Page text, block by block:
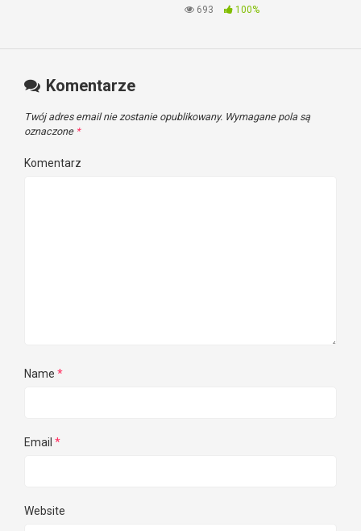
Warzone
693 100%
Komentarze
Twój adres email nie zostanie opublikowany. Wymagane pola są
oznaczone *
Komentarz
Name *
Email *
Website